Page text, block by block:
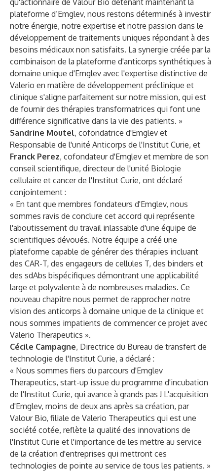
qu'actionnaire de Valour Bio détenant maintenant la
plateforme d’Emglev, nous restons déterminés à investir
notre énergie, notre expertise et notre passion dans le
développement de traitements uniques répondant à des
besoins médicaux non satisfaits. La synergie créée par la
combinaison de la plateforme d'anticorps synthétiques à
domaine unique d'Emglev avec l'expertise distinctive de
Valerio en matière de développement préclinique et
clinique s'aligne parfaitement sur notre mission, qui est
de fournir des thérapies transformatrices qui font une
différence significative dans la vie des patients. »
Sandrine Moutel, cofondatrice d'Emglev et
Responsable de l'unité Anticorps de l'Institut Curie, et
Franck Perez, cofondateur d'Emglev et membre de son
conseil scientifique, directeur de l'unité Biologie
cellulaire et cancer de l'Institut Curie, ont déclaré
conjointement :
« En tant que membres fondateurs d'Emglev, nous
sommes ravis de conclure cet accord qui représente
l'aboutissement du travail inlassable d'une équipe de
scientifiques dévoués. Notre équipe a créé une
plateforme capable de générer des thérapies incluant
des CAR-T, des engageurs de cellules T, des binders et
des sdAbs bispécifiques démontrant une applicabilité
large et polyvalente à de nombreuses maladies. Ce
nouveau chapitre nous permet de rapprocher notre
vision des anticorps à domaine unique de la clinique et
nous sommes impatients de commencer ce projet avec
Valerio Therapeutics ».
Cécile Campagne, Directrice du Bureau de transfert de
technologie de l'Institut Curie, a déclaré :
« Nous sommes fiers du parcours d'Emglev
Therapeutics, start-up issue du programme d'incubation
de l'Institut Curie, qui avance à grands pas ! L'acquisition
d'Emglev, moins de deux ans après sa création, par
Valour Bio, filiale de Valerio Therapeutics qui est une
société cotée, reflète la qualité des innovations de
l'Institut Curie et l'importance de les mettre au service
de la création d'entreprises qui mettront ces
technologies de pointe au service de tous les patients. »